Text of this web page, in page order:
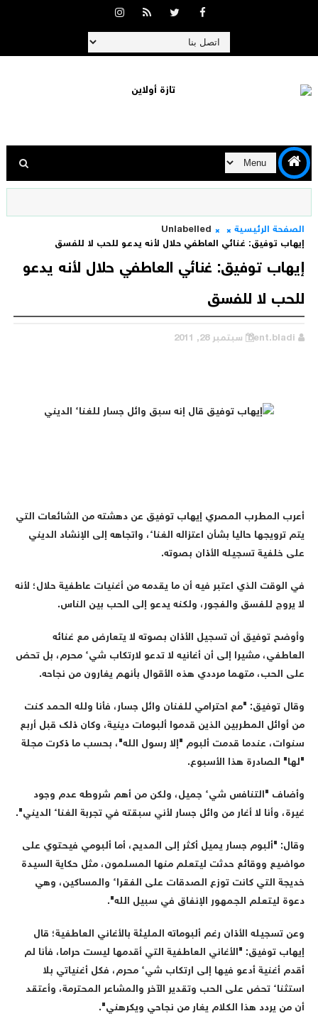
الصفحة الرئيسية
Unlabelled
إيهاب توفيق: غنائي العاطفي حلال لأنه يدعو للحب لا للفسق
إيهاب توفيق: غنائي العاطفي حلال لأنه يدعو
للحب لا للفسق
bent.bladi سبتمبر 28, 2011
أعرب المطرب المصري إيهاب توفيق عن دهشته من الشائعات التي
يتم ترويجها حاليا بشأن اعتزاله الغناء، واتجاهه إلى الإنشاد الديني
على خلفية تسجيله الأذان بصوته.
في الوقت الذي اعتبر فيه أن ما يقدمه من أغنيات عاطفية حلال؛ لأنه
لا يروج للفسق والفجور، ولكنه يدعو إلى الحب بين الناس.
وأوضح توفيق أن تسجيل الأذان بصوته لا يتعارض مع غنائه
العاطفي، مشيرا إلى أن أغانيه لا تدعو لارتكاب شيء محرم، بل تحض
على الحب، متهما مرددي هذه الأقوال بأنهم يغارون من نجاحه.
وقال توفيق: "مع احترامي للفنان وائل جسار، فأنا ولله الحمد كنت
من أوائل المطربين الذين قدموا ألبومات دينية، وكان ذلك قبل أربع
سنوات، عندما قدمت ألبوم "إلا رسول الله"، بحسب ما ذكرت مجلة
"لها" الصادرة هذا الأسبوع.
وأضاف "التنافس شيء جميل، ولكن من أهم شروطه عدم وجود
غيرة، وأنا لا أغار من وائل جسار لأني سبقته في تجربة الغناء الديني".
وقال: "ألبوم جسار يميل أكثر إلى المديح، أما ألبومي فيحتوي على
مواضيع ووقائع حدثت ليتعلم منها المسلمون، مثل حكاية السيدة
خديجة التي كانت توزع الصدقات على الفقراء والمساكين، وهي
دعوة ليتعلم الجمهور الإنفاق في سبيل الله".
وعن تسجيله الأذان رغم ألبوماته المليئة بالأغاني العاطفية؛ قال
إيهاب توفيق: "الأغاني العاطفية التي أقدمها ليست حراما، فأنا لم
أقدم أغنية أدعو فيها إلى ارتكاب شيء محرم، فكل أغنياتي بلا
استثناء تحض على الحب وتقدير الآخر والمشاعر المحترمة، وأعتقد
أن من يردد هذا الكلام يغار من نجاحي ويكرهني".